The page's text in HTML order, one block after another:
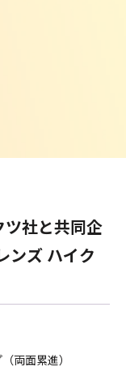
社と共同企
ンズ ハイク
両面累進）